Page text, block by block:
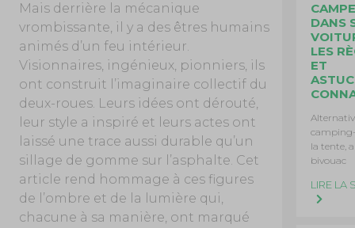
Mais derrière la mécanique
vrombissante, il y a des êtres humains
animés d’un feu intérieur.
Visionnaires, ingénieux, pionniers, ils
ont construit l’imaginaire collectif du
deux-roues. Leurs idées ont dérouté,
leur style a inspiré et leurs actes ont
laissé une trace aussi durable qu’un
sillage de gomme sur l’asphalte. Cet
article rend hommage à ces figures
de l’ombre et de la lumière qui,
chacune à sa manière, ont marqué
DANS
LES
ET
la tente,
bivouac
LIRE LA